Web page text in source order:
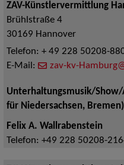
ZAV-Künstlervermittlung
Brühlstraße 4
30169 Hannover
Telefon: + 49 228 50208-
E-Mail:
zav-kv-
Unterhaltungsmusik/
für Niedersachsen, Bremen)
Felix A. Wallrabenstein
Telefon: +49 228 50208-